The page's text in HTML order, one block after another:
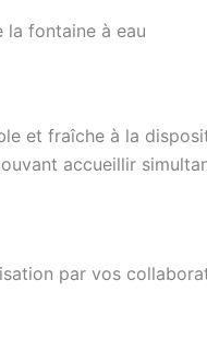
fontaine à eau
et fraîche à la
accueillir
par vos